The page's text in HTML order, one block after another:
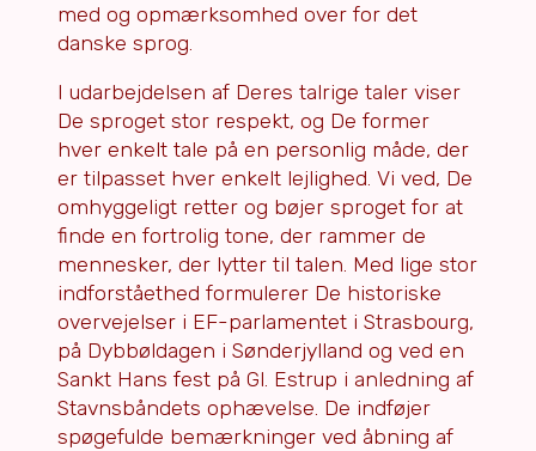
med og opmærksomhed over for det
danske sprog.
I udarbejdelsen af Deres talrige taler viser
De sproget stor respekt, og De former
hver enkelt tale på en personlig måde, der
er tilpasset hver enkelt lejlighed. Vi ved, De
omhyggeligt retter og bøjer sproget for at
finde en fortrolig tone, der rammer de
mennesker, der lytter til talen. Med lige stor
indforståethed formulerer De historiske
overvejelser i EF-parlamentet i Strasbourg,
på Dybbøldagen i Sønderjylland og ved en
Sankt Hans fest på Gl. Estrup i anledning af
Stavnsbåndets ophævelse. De indføjer
spøgefulde bemærkninger ved åbning af